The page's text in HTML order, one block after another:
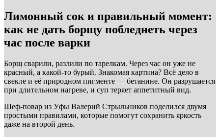
Лимонный сок и правильный момент:
как не дать борщу побледнеть через
час после варки
Борщ сварили, разлили по тарелкам. Через час он уже не
красный, а какой-то бурый. Знакомая картина? Всё дело в
свекле и её природном пигменте — бетанине. Он разрушается
при длительном нагреве, и суп теряет аппетитный вид.
Шеф-повар из Уфы Валерий Стрыльников поделился двумя
простыми правилами, которые помогут сохранить яркость
даже на второй день.